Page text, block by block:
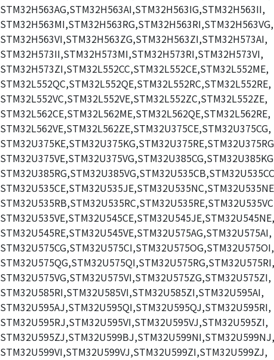
STM32H563AG,STM32H563AI,STM32H563IG,STM32H563II,
STM32H563MI,STM32H563RG,STM32H563RI,STM32H563VG,
STM32H563VI,STM32H563ZG,STM32H563ZI,STM32H573AI,
STM32H573II,STM32H573MI,STM32H573RI,STM32H573VI,
STM32H573ZI,STM32L552CC,STM32L552CE,STM32L552ME,
STM32L552QC,STM32L552QE,STM32L552RC,STM32L552RE,
STM32L552VC,STM32L552VE,STM32L552ZC,STM32L552ZE,
STM32L562CE,STM32L562ME,STM32L562QE,STM32L562RE,
STM32L562VE,STM32L562ZE,STM32U375CE,STM32U375CG,
STM32U535VE,STM32U545CE,STM32U545JE,STM32U545NE,
STM32U545RE,STM32U545VE,STM32U575AG,STM32U575AI,
STM32U575CG,STM32U575CI,STM32U575OG,STM32U575OI,
STM32U575QG,STM32U575QI,STM32U575RG,STM32U575RI,
STM32U575VG,STM32U575VI,STM32U575ZG,STM32U575ZI,
STM32U585RI,STM32U585VI,STM32U585ZI,STM32U595AI,
STM32U595AJ,STM32U595QI,STM32U595QJ,STM32U595RI,
STM32U595RJ,STM32U595VI,STM32U595VJ,STM32U595ZI,
STM32U595ZJ,STM32U599BJ,STM32U599NI,STM32U599NJ,
STM32U599VI,STM32U599VJ,STM32U599ZI,STM32U599ZJ,